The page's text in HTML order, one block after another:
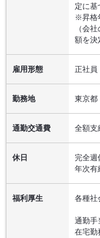
定に基
※昇格
（会
額を決
雇用形態 正社員
勤務地 東京都
通勤交通費 全額支
休日
完全週
年次有
福利厚生 各種社
通勤手
在宅勤